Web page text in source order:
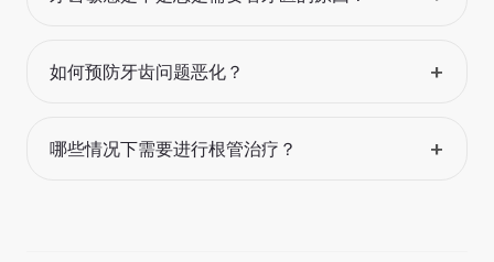
如何预防牙齿问题恶化？ +
哪些情况下需要进行根管治疗？ +